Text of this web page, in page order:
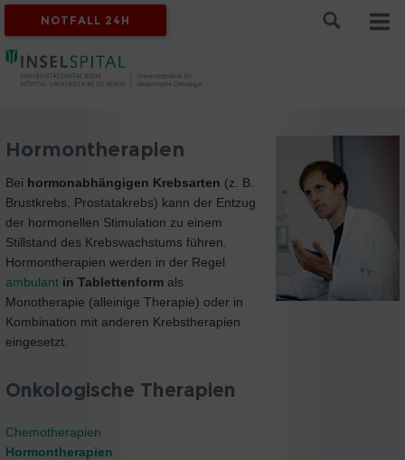
NOTFALL 24H
Hormontherapien
Bei hormonabhängigen Krebsarten (z. B.
Brustkrebs, Prostatakrebs) kann der Entzug
der hormonellen Stimulation zu einem
Stillstand des Krebswachstums führen.
Hormontherapien werden in der Regel
ambulant in Tablettenform als
Monotherapie (alleinige Therapie) oder in
Kombination mit anderen Krebstherapien
eingesetzt.
Onkologische Therapien
Chemotherapien
Hormontherapien